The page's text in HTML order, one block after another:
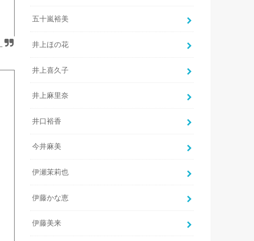
五十嵐裕美
井上ほの花
井上喜久子
井上麻里奈
井口裕香
今井麻美
伊瀬茉莉也
伊藤かな恵
伊藤美来